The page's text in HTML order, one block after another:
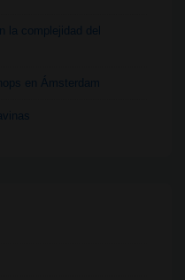
la complejidad del
en Ámsterdam